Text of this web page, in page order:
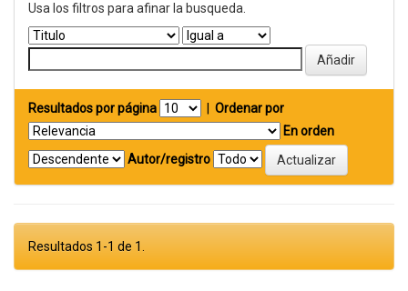
Usa los filtros para afinar la busqueda.
Resultados por página
Ordenar por
En orden
Autor/registro
Resultados 1-1 de 1.